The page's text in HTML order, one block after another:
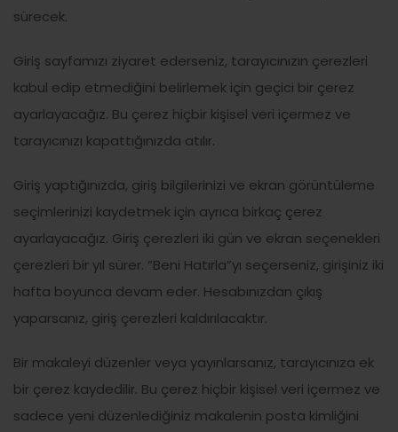
sürecek.
Giriş sayfamızı ziyaret ederseniz, tarayıcınızın çerezleri
kabul edip etmediğini belirlemek için geçici bir çerez
ayarlayacağız. Bu çerez hiçbir kişisel veri içermez ve
tarayıcınızı kapattığınızda atılır.
Giriş yaptığınızda, giriş bilgilerinizi ve ekran görüntüleme
seçimlerinizi kaydetmek için ayrıca birkaç çerez
ayarlayacağız. Giriş çerezleri iki gün ve ekran seçenekleri
çerezleri bir yıl sürer. “Beni Hatırla”yı seçerseniz, girişiniz iki
hafta boyunca devam eder. Hesabınızdan çıkış
yaparsanız, giriş çerezleri kaldırılacaktır.
Bir makaleyi düzenler veya yayınlarsanız, tarayıcınıza ek
bir çerez kaydedilir. Bu çerez hiçbir kişisel veri içermez ve
sadece yeni düzenlediğiniz makalenin posta kimliğini